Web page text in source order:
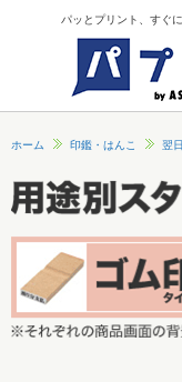
パッとプリント、すぐ
ホーム 印鑑・はんこ 翌